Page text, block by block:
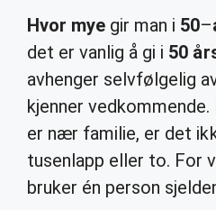
Hvor mye gir man i 50–
det er vanlig å gi i 50
avhenger selvfølgelig
kjenner
er nær familie, er det
tusenlapp eller to. For
bruker én person